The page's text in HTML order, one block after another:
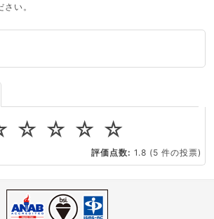
い。
で調査してほしい
アップグレードしたい
☆
☆
☆
☆
評価点数: 1.8 (5 件の投票)